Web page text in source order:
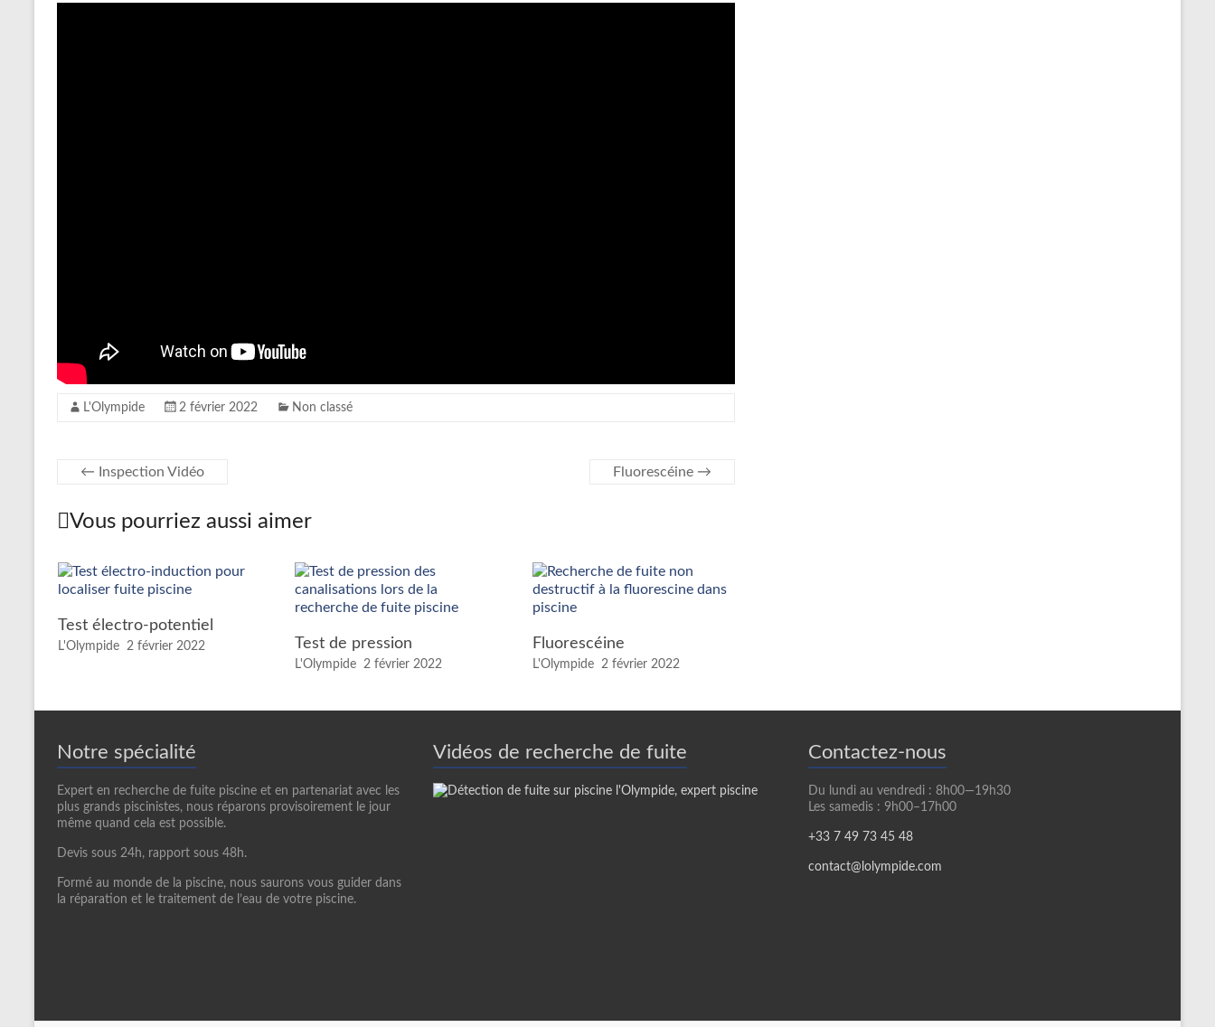
L'Olympide 2 février 2022 Non classé
← Inspection Vidéo Fluorescéine →
Vous pourriez aussi aimer
Test électro-potentiel
L'Olympide 2 février 2022 Test de pression
L'Olympide 2 février 2022
Fluorescéine
L'Olympide 2 février 2022
Notre spécialité
Expert en recherche de fuite piscine et en partenariat avec les
plus grands piscinistes, nous réparons provisoirement le jour
même quand cela est possible.
Devis sous 24h, rapport sous 48h.
Formé au monde de la piscine, nous saurons vous guider dans
la réparation et le traitement de l’eau de votre piscine.
Vidéos de recherche de fuite Contactez-nous
Du lundi au vendredi : 8h00—19h30
Les samedis : 9h00–17h00
+33 7 49 73 45 48
contact@lolympide.com